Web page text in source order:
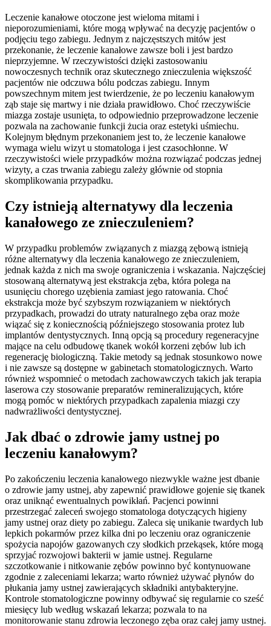
Leczenie kanałowe otoczone jest wieloma mitami i
nieporozumieniami, które mogą wpływać na decyzję pacjentów o
podjęciu tego zabiegu. Jednym z najczęstszych mitów jest
przekonanie, że leczenie kanałowe zawsze boli i jest bardzo
nieprzyjemne. W rzeczywistości dzięki zastosowaniu
nowoczesnych technik oraz skutecznego znieczulenia większość
pacjentów nie odczuwa bólu podczas zabiegu. Innym
powszechnym mitem jest twierdzenie, że po leczeniu kanałowym
ząb staje się martwy i nie działa prawidłowo. Choć rzeczywiście
miazga zostaje usunięta, to odpowiednio przeprowadzone leczenie
pozwala na zachowanie funkcji żucia oraz estetyki uśmiechu.
Kolejnym błędnym przekonaniem jest to, że leczenie kanałowe
wymaga wielu wizyt u stomatologa i jest czasochłonne. W
rzeczywistości wiele przypadków można rozwiązać podczas jednej
wizyty, a czas trwania zabiegu zależy głównie od stopnia
skomplikowania przypadku.
Czy istnieją alternatywy dla leczenia
kanałowego ze znieczuleniem?
W przypadku problemów związanych z miazgą zębową istnieją
różne alternatywy dla leczenia kanałowego ze znieczuleniem,
jednak każda z nich ma swoje ograniczenia i wskazania. Najczęściej
stosowaną alternatywą jest ekstrakcja zęba, która polega na
usunięciu chorego uzębienia zamiast jego ratowania. Choć
ekstrakcja może być szybszym rozwiązaniem w niektórych
przypadkach, prowadzi do utraty naturalnego zęba oraz może
wiązać się z koniecznością późniejszego stosowania protez lub
implantów dentystycznych. Inną opcją są procedury regeneracyjne
mające na celu odbudowę tkanek wokół korzeni zębów lub ich
regenerację biologiczną. Takie metody są jednak stosunkowo nowe
i nie zawsze są dostępne w gabinetach stomatologicznych. Warto
również wspomnieć o metodach zachowawczych takich jak terapia
laserowa czy stosowanie preparatów remineralizujących, które
mogą pomóc w niektórych przypadkach zapalenia miazgi czy
nadwrażliwości dentystycznej.
Jak dbać o zdrowie jamy ustnej po
leczeniu kanałowym?
Po zakończeniu leczenia kanałowego niezwykle ważne jest dbanie
o zdrowie jamy ustnej, aby zapewnić prawidłowe gojenie się tkanek
oraz uniknąć ewentualnych powikłań. Pacjenci powinni
przestrzegać zaleceń swojego stomatologa dotyczących higieny
jamy ustnej oraz diety po zabiegu. Zaleca się unikanie twardych lub
lepkich pokarmów przez kilka dni po leczeniu oraz ograniczenie
spożycia napojów gazowanych czy słodkich przekąsek, które mogą
sprzyjać rozwojowi bakterii w jamie ustnej. Regularne
szczotkowanie i nitkowanie zębów powinno być kontynuowane
zgodnie z zaleceniami lekarza; warto również używać płynów do
płukania jamy ustnej zawierających składniki antybakteryjne.
Kontrole stomatologiczne powinny odbywać się regularnie co sześć
miesięcy lub według wskazań lekarza; pozwala to na
monitorowanie stanu zdrowia leczonego zęba oraz całej jamy ustnej.